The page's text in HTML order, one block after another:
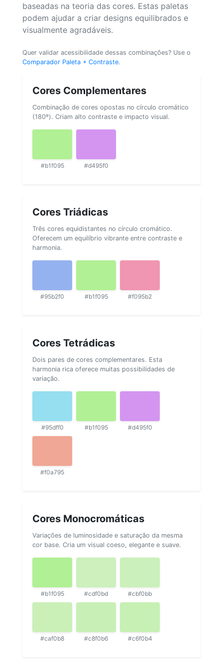
baseadas na teoria das cores. Estas paletas
podem ajudar a criar designs equilibrados e
visualmente agradáveis.
Quer validar acessibilidade dessas combinações? Use o
Comparador Paleta + Contraste.
Cores Complementares
Combinação de cores opostas no círculo cromático
(180º). Criam alto contraste e impacto visual.
#b1f095 #d495f0
Cores Triádicas
Três cores equidistantes no círculo cromático.
Oferecem um equilíbrio vibrante entre contraste e
harmonia.
#95b2f0 #b1f095 #f095b2
Cores Tetrádicas
Dois pares de cores complementares. Esta
harmonia rica oferece muitas possibilidades de
variação.
#95dff0 #b1f095 #d495f0
#f0a795
Cores Monocromáticas
Variações de luminosidade e saturação da mesma
cor base. Cria um visual coeso, elegante e suave.
#b1f095 #cdf0bd #cbf0bb
#caf0b8 #c8f0b6 #c6f0b4